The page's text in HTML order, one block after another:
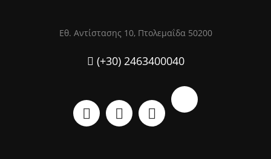
Εθ. Αντίστασης 10, Πτολεμαΐδα 50200
(+30) 2463400040